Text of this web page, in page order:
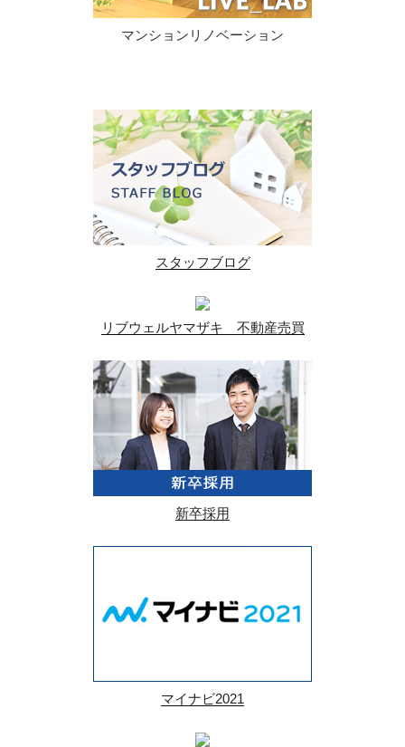
マンションリノベーション
スタッフブログ
リブウェルヤマザキ 不動産売買
新卒採用
マイナビ2021